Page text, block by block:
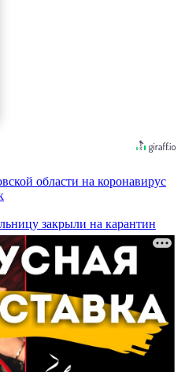
области на коронавирус
закрыли на карантин